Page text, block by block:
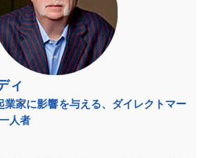
ィ
業家に影響を与える、ダイレクトマー
人者